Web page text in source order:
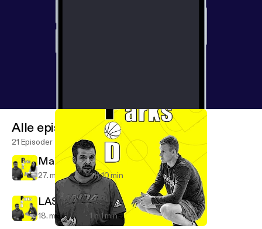
Alle episoder
21 Episoder
Maria Marchesano Interview
27. mai 2020 1 h 10 min
LAST DANCE 9 & 10 with Dan Bere
18. mai 2020 1 h 1 min